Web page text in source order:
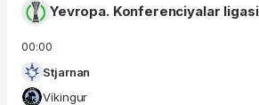
Yevropa. Konferenciyalar ligasi
00:00
Stjarnan
Víkingur